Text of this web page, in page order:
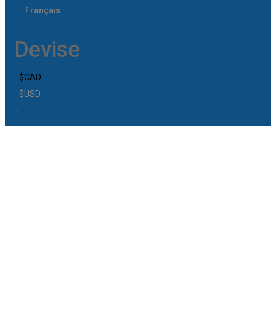
Français
Devise
$CAD
$USD